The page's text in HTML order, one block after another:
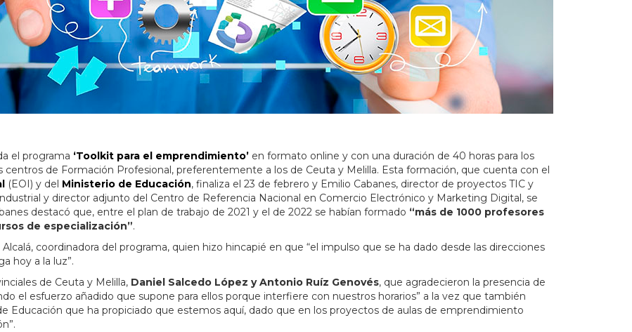
el programa ‘Toolkit para el emprendimiento’ en formato online y con una duración de 40 horas para los
de Formación Profesional, preferentemente a los de Ceuta y Melilla. Esta formación, que cuenta con el
(EOI) y del Ministerio de Educación, finaliza el 23 de febrero y Emilio Cabanes, director de proyectos TIC y
y director adjunto del Centro de Referencia Nacional en Comercio Electrónico y Marketing Digital, se
destacó que, entre el plan de trabajo de 2021 y el de 2022 se habían formado “más de 1000 profesores
de especialización”.
coordinadora del programa, quien hizo hincapié en que “el impulso que se ha dado desde las direcciones
hoy a la luz”.
de Ceuta y Melilla, Daniel Salcedo López y Antonio Ruíz Genovés, que agradecieron la presencia de
el esfuerzo añadido que supone para ellos porque interfiere con nuestros horarios” a la vez que también
Educación que ha propiciado que estemos aquí, dado que en los proyectos de aulas de emprendimiento